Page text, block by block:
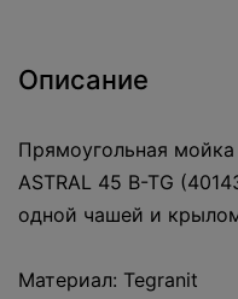
Описание
Прямоугольная мойка
ASTRAL 45 B-TG
одной чашей и
Материал: Tegranit